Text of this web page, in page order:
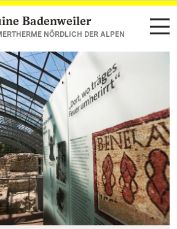
springen
Badenweiler
NÖRDLICH DER ALPEN